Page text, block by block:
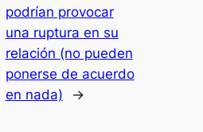
podrían provocar
una ruptura en su
relación (no pueden
ponerse de acuerdo
en nada)
→